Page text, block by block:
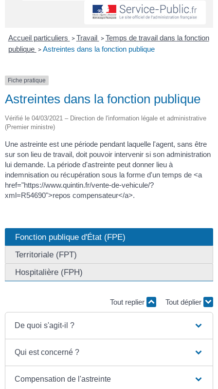
Accueil particuliers > Travail > Temps de travail dans la fonction
publique > Astreintes dans la fonction publique
Fiche pratique
Astreintes dans la fonction publique
Vérifié le 04/03/2021 – Direction de l'information légale et administrative
(Premier ministre)
Une astreinte est une période pendant laquelle l'agent, sans être
sur son lieu de travail, doit pouvoir intervenir si son administration
lui demande. La période d'astreinte peut donner lieu à
indemnisation ou récupération sous la forme d'un temps de <a
href="https://www.quintin.fr/vente-de-vehicule/?
xml=R54690">repos compensateur</a>.
Fonction publique d'État (FPE)
Territoriale (FPT)
Hospitalière (FPH)
Tout replier Tout déplier
De quoi s'agit-il ?
Qui est concerné ?
Compensation de l'astreinte